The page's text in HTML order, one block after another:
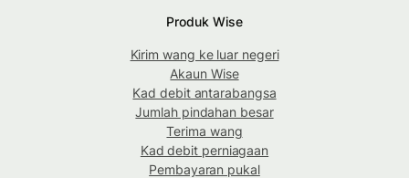
Produk Wise
Kirim wang ke luar negeri
Akaun Wise
Kad debit antarabangsa
Jumlah pindahan besar
Terima wang
Kad debit perniagaan
Pembayaran pukal